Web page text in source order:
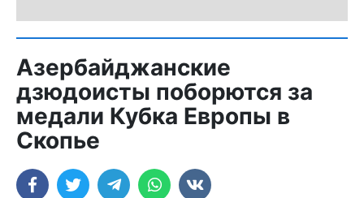
Азербайджанские
дзюдоисты поборются за
медали Кубка Европы в
Скопье